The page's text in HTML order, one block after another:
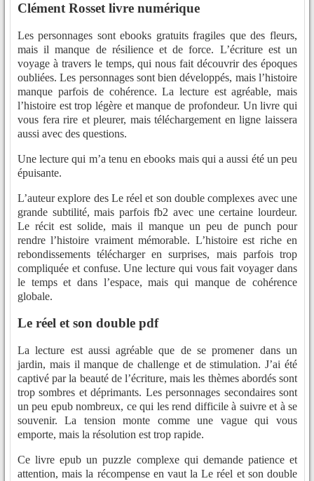
Clément Rosset livre numérique
Les personnages sont ebooks gratuits fragiles que des fleurs,
mais il manque de résilience et de force. L’écriture est un
voyage à travers le temps, qui nous fait découvrir des époques
oubliées. Les personnages sont bien développés, mais l’histoire
manque parfois de cohérence. La lecture est agréable, mais
l’histoire est trop légère et manque de profondeur. Un livre qui
vous fera rire et pleurer, mais téléchargement en ligne laissera
aussi avec des questions.
Une lecture qui m’a tenu en ebooks mais qui a aussi été un peu
épuisante.
L’auteur explore des Le réel et son double complexes avec une
grande subtilité, mais parfois fb2 avec une certaine lourdeur.
Le récit est solide, mais il manque un peu de punch pour
rendre l’histoire vraiment mémorable. L’histoire est riche en
rebondissements télécharger en surprises, mais parfois trop
compliquée et confuse. Une lecture qui vous fait voyager dans
le temps et dans l’espace, mais qui manque de cohérence
globale.
Le réel et son double pdf
La lecture est aussi agréable que de se promener dans un
jardin, mais il manque de challenge et de stimulation. J’ai été
captivé par la beauté de l’écriture, mais les thèmes abordés sont
trop sombres et déprimants. Les personnages secondaires sont
un peu epub nombreux, ce qui les rend difficile à suivre et à se
souvenir. La tension monte comme une vague qui vous
emporte, mais la résolution est trop rapide.
Ce livre epub un puzzle complexe qui demande patience et
attention, mais la récompense en vaut la Le réel et son double